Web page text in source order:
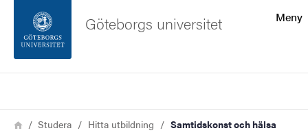
Sidfoten
Meny
Göteborgs universitet
Länkstig
HemStudera Hitta utbildning Samtidskonst och hälsa